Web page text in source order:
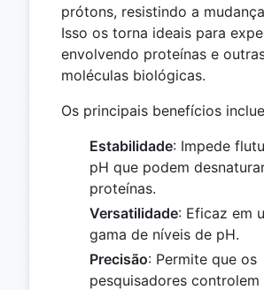
prótons, resistindo a
Isso os torna ideais para
envolvendo proteínas e
moléculas biológicas.
Os principais benefícios
Estabilidade: Impede
pH que podem
proteínas.
Versatilidade: Eficaz em
gama de níveis de pH.
Precisão: Permite que os
pesquisadores controlem